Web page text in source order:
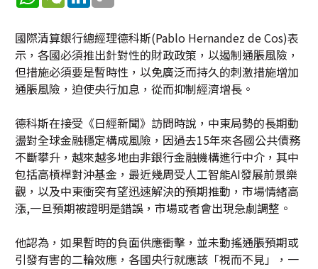
國際清算銀行總經理德科斯(Pablo Hernandez de Cos)表
示，各國必須推出針對性的財政政策，以遏制通脹風險，
但措施必須要是暫時性，以免廣泛而持久的刺激措施增加
通脹風險，迫使央行加息，從而抑制經濟增長。
德科斯在接受《日經新聞》訪問時說，中東局勢的長期動
盪對全球金融穩定構成風險，因過去15年來各國公共債務
不斷攀升，越來越多地由非銀行金融機構進行中介，其中
包括高槓桿對沖基金，最近幾周受人工智能AI發展前景樂
觀，以及中東衝突有望迅速解決的預期推動，市場情緒高
漲,一旦預期被證明是錯誤，市場或者會出現急劇調整。
他認為，如果暫時的負面供應衝擊，並未動搖通脹預期或
引發有害的二輪效應，各國央行就應該「視而不見」，一